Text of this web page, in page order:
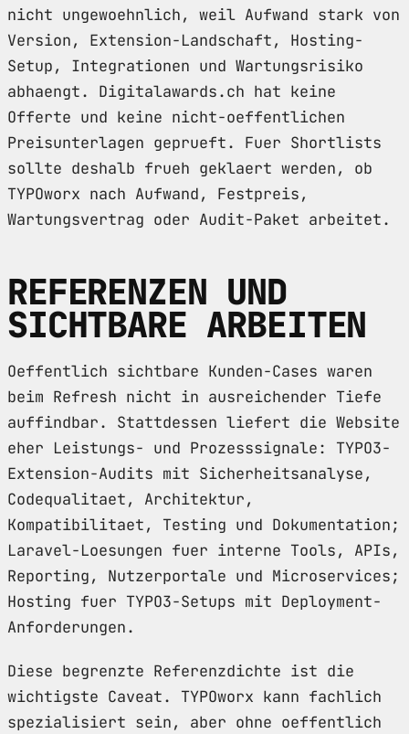
nicht ungewoehnlich, weil Aufwand stark von
Version, Extension-Landschaft, Hosting-
Setup, Integrationen und Wartungsrisiko
abhaengt. Digitalawards.ch hat keine
Offerte und keine nicht-oeffentlichen
Preisunterlagen geprueft. Fuer Shortlists
sollte deshalb frueh geklaert werden, ob
TYPOworx nach Aufwand, Festpreis,
Wartungsvertrag oder Audit-Paket arbeitet.
REFERENZEN UND
SICHTBARE ARBEITEN
Oeffentlich sichtbare Kunden-Cases waren
beim Refresh nicht in ausreichender Tiefe
auffindbar. Stattdessen liefert die Website
eher Leistungs- und Prozesssignale: TYPO3-
Extension-Audits mit Sicherheitsanalyse,
Codequalitaet, Architektur,
Kompatibilitaet, Testing und Dokumentation;
Laravel-Loesungen fuer interne Tools, APIs,
Reporting, Nutzerportale und Microservices;
Hosting fuer TYPO3-Setups mit Deployment-
Anforderungen.
Diese begrenzte Referenzdichte ist die
wichtigste Caveat. TYPOworx kann fachlich
spezialisiert sein, aber ohne oeffentlich